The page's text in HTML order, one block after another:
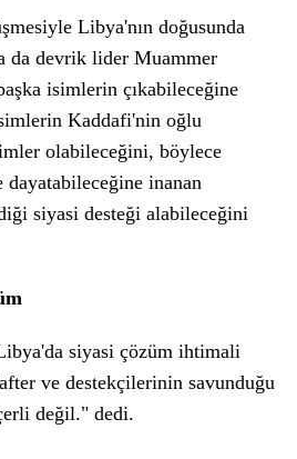
Libya'nın doğusunda
da devrik lider Muammer
isimlerin çıkabileceğine
Kaddafi'nin oğlu
olabileceğini, böylece
inanan
siyasi desteği alabileceğini
siyasi çözüm ihtimali
ve destekçilerinin savunduğu
değil." dedi.